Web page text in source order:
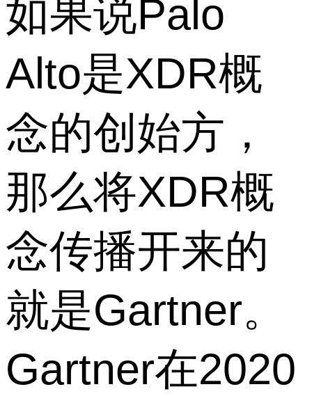
如果说Palo
Alto是XDR概
念的创始方，
那么将XDR概
念传播开来的
就是Gartner。
Gartner在2020